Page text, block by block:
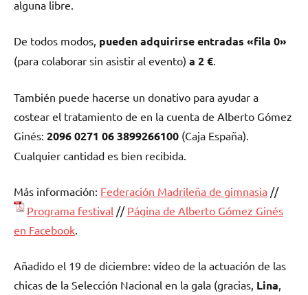
alguna libre.
De todos modos, pueden adquirirse entradas «fila 0»
(para colaborar sin asistir al evento) a 2 €
También puede hacerse un donativo para ayudar a
costear el tratamiento de en la cuenta de Alberto Gómez
Ginés: 2096 0271 06 3899266100 (Caja España).
Cualquier cantidad es bien recibida.
Más información: Federación Madrileña de gimnasia //
Programa festival // Página de Alberto Gómez Ginés
en Facebook
Añadido el 19 de diciembre: vídeo de la actuación de las
chicas de la Selección Nacional en la gala (gracias, Lina